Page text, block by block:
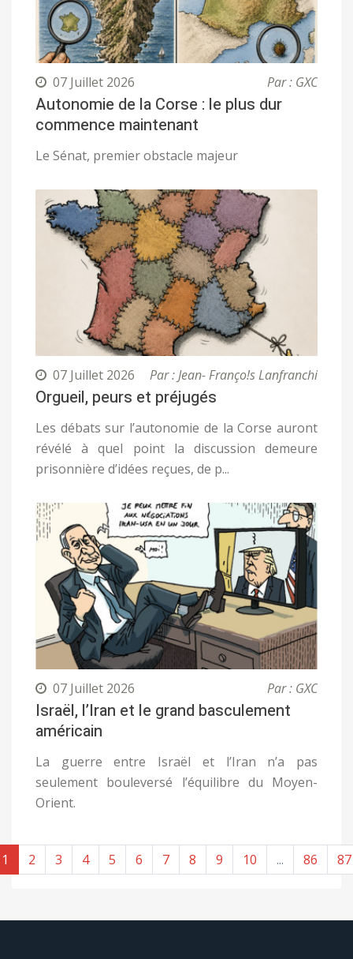
07 Juillet 2026 Par : GXC
Autonomie de la Corse : le plus dur
commence maintenant
Le Sénat, premier obstacle majeur
07 Juillet 2026 Par : Jean- Franço!s Lanfranchi
Orgueil, peurs et préjugés
Les débats sur l’autonomie de la Corse auront
révélé à quel point la discussion demeure
prisonnière d’idées reçues, de p...
07 Juillet 2026 Par : GXC
Israël, l’Iran et le grand basculement
américain
La guerre entre Israël et l’Iran n’a pas
seulement bouleversé l’équilibre du Moyen-
Orient.
1 2 3 4 5 6 7 8 9 10 ... 86 87